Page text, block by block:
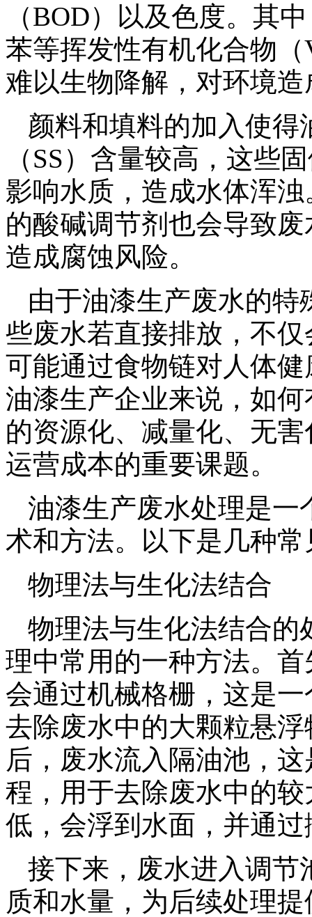
（BOD）以及色度。其
苯等挥发性有机化合物
难以生物降解，对环境
颜料和填料的加入使
（SS）含量较高，这些
影响水质，造成水体浑
的酸碱调节剂也会导致
造成腐蚀风险。
由于油漆生产废水的
些废水若直接排放，不
可能通过食物链对人体
油漆生产企业来说，如
的资源化、减量化、无
运营成本的重要课题。
油漆生产废水处理是一
术和方法。以下是几种
物理法与生化法结合
物理法与生化法结合的
理中常用的一种方法。
会通过机械格栅，这是
去除废水中的大颗粒悬
后，废水流入隔油池，
程，用于去除废水中的
低，会浮到水面，并通
接下来，废水进入调节
质和水量，为后续处理